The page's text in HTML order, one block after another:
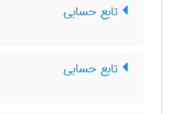
تابع حسابی
تابع حسابی